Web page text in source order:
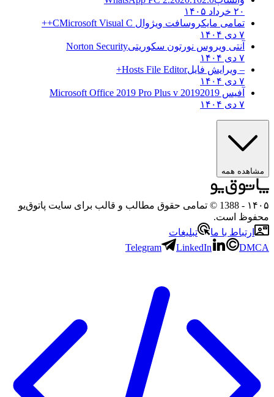
تمامی مایکروسافت ویژوال CMicrosoft Visual C++
آنتی ویروس نورتون سکوریتیNorton Security
– ویرایش فایلHosts File Editor+
آفیس 2019
2019 Microsoft Office 2019 Pro Plus v
همه
- 1388 © تمامی حقوق مطالب و قالب برای سایت پاتوق‌یو
است.
با ما
تبلیغات
Telegram
LinkedIn